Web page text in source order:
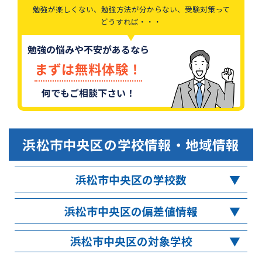
勉強が楽しくない、勉強方法が分からない、受験対策って
どうすれば・・・
勉強の悩みや不安があるなら
まずは無料体験！
何でもご相談下さい！
浜松市中央区の学校情報・地域情報
浜松市中央区の学校数
浜松市中央区の偏差値情報
浜松市中央区の対象学校